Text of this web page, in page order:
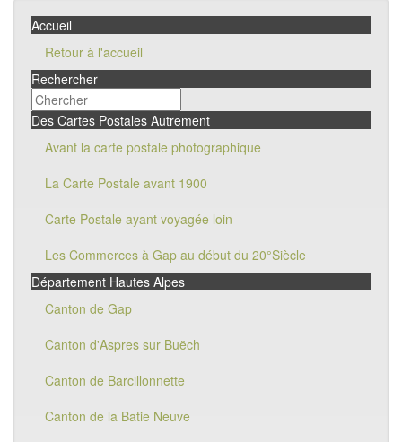
Accueil
Retour à l'accueil
Rechercher
Des Cartes Postales Autrement
Avant la carte postale photographique
La Carte Postale avant 1900
Carte Postale ayant voyagée loin
Les Commerces à Gap au début du 20°Siècle
Département Hautes Alpes
Canton de Gap
Canton d'Aspres sur Buëch
Canton de Barcillonnette
Canton de la Batie Neuve